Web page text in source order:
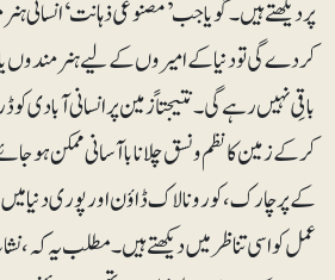
پر دیکھتے ہیں۔ گویا جب ’مصنوعی ذہانت‘
کردے گی تودنیا کے امیروں کے لیے
باقِی نہیں رہے گی۔ نتیجتاً زمین پر انسانی آبادی کو
کرکے زمین کا نظم ونسق چلانا باآسانی ممکن
کے پرچارک، کورونا لاک ڈاؤن اورپوری دنیا
عمل کو اسی تناظر میں دیکھتے ہیں۔ مطلب یہ کہ،